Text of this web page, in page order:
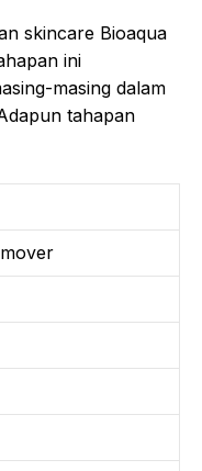
skincare Bioaqua
ini
masing dalam
tahapan